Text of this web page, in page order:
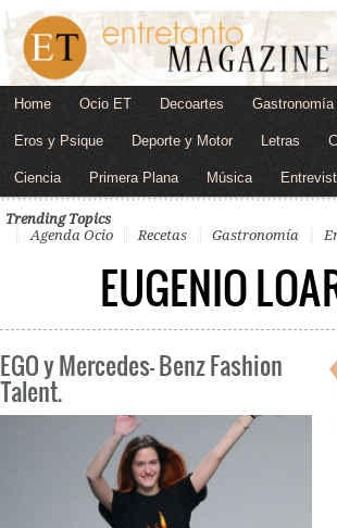
Home Ocio ET Decoartes Gastronomía
Eros y Psique Deporte y Motor Letras
Ciencia Primera Plana Música
Trending Topics
Agenda Ocio
Recetas Gastronomía
EUGENIO
EGO y Mercedes- Benz Fashion
Talent.